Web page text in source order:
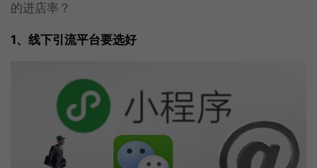
的进店率？
1、线下引流平台要选好